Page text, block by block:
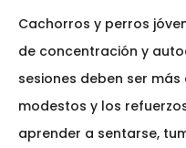
Cachorros y perros
de concentración y
sesiones deben ser
modestos y los
aprender a sentarse,